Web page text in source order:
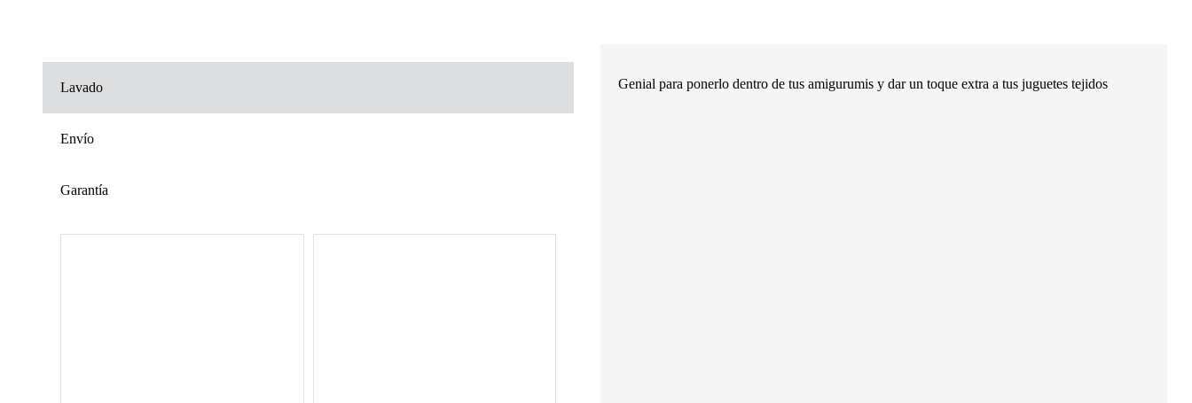
Lavado
Envío
Garantía
Genial para ponerlo dentro de tus amigurumis y dar un toque extra a tus juguetes tejidos